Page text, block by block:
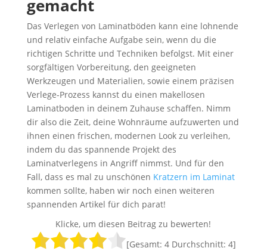
gemacht
Das Verlegen von Laminatböden kann eine lohnende
und relativ einfache Aufgabe sein, wenn du die
richtigen Schritte und Techniken befolgst. Mit einer
sorgfältigen Vorbereitung, den geeigneten
Werkzeugen und Materialien, sowie einem präzisen
Verlege-Prozess kannst du einen makellosen
Laminatboden in deinem Zuhause schaffen. Nimm
dir also die Zeit, deine Wohnräume aufzuwerten und
ihnen einen frischen, modernen Look zu verleihen,
indem du das spannende Projekt des
Laminatverlegens in Angriff nimmst. Und für den
Fall, dass es mal zu unschönen Kratzern im Laminat
kommen sollte, haben wir noch einen weiteren
spannenden Artikel für dich parat!
Klicke, um diesen Beitrag zu bewerten!
[Gesamt: 4Durchschnitt: 4]